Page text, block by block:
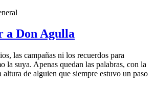
a Don Agulla
las campañas ni los recuerdos para
la suya. Apenas quedan las palabras, con la
altura de alguien que siempre estuvo un paso